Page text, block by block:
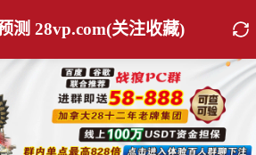
测 28vp.com(关注收藏)